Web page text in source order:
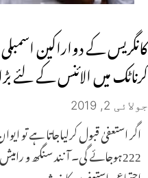
کانگریس کے دواراکین
کرناٹک میں الائنس کے لئے
جولائی 2, 2019
اگر استعفیٰ قبول کرلیاجاتا ہے تو
222ہوجائے گی۔ آنند سنگھ و